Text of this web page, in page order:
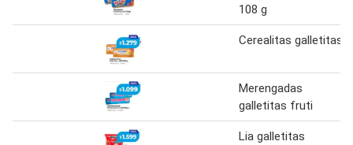
108 g
Cerealitas galletitas
Merengadas
galletitas fruti
Lia galletitas